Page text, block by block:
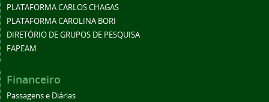
PLATAFORMA CARLOS CHAGAS
PLATAFORMA CAROLINA BORI
DIRETÓRIO DE GRUPOS DE PESQUISA
FAPEAM
Financeiro
Passagens e Diárias